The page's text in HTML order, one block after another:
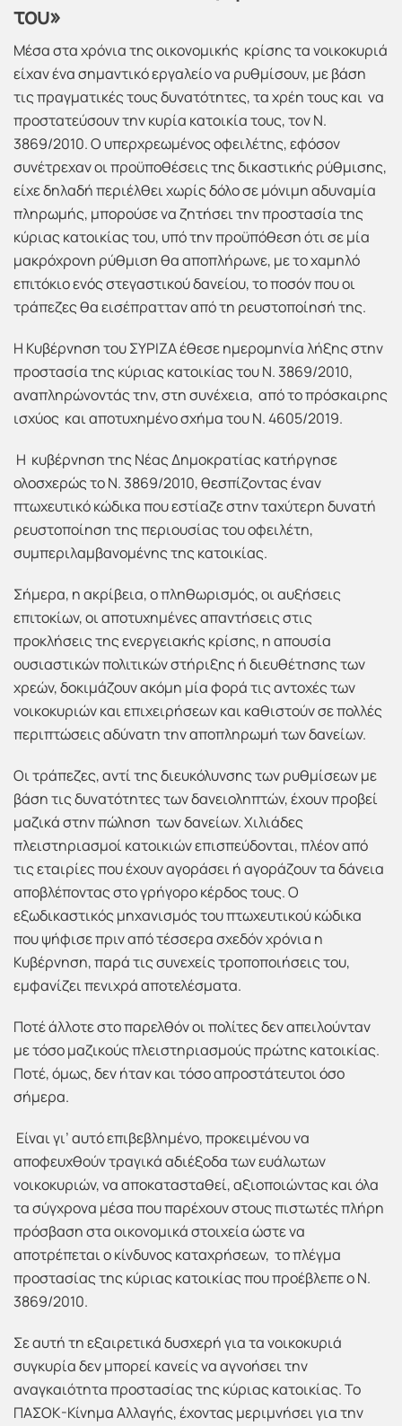
του»
Μέσα στα χρόνια της οικονομικής κρίσης τα νοικοκυριά
είχαν ένα σημαντικό εργαλείο να ρυθμίσουν, με βάση
τις πραγματικές τους δυνατότητες, τα χρέη τους και να
προστατεύσουν την κυρία κατοικία τους, τον Ν.
3869/2010. Ο υπερχρεωμένος οφειλέτης, εφόσον
συνέτρεχαν οι προϋποθέσεις της δικαστικής ρύθμισης,
είχε δηλαδή περιέλθει χωρίς δόλο σε μόνιμη αδυναμία
πληρωμής, μπορούσε να ζητήσει την προστασία της
κύριας κατοικίας του, υπό την προϋπόθεση ότι σε μία
μακρόχρονη ρύθμιση θα αποπλήρωνε, με το χαμηλό
επιτόκιο ενός στεγαστικού δανείου, το ποσόν που οι
τράπεζες θα εισέπρατταν από τη ρευστοποίησή της.
Η Κυβέρνηση του ΣΥΡΙΖΑ έθεσε ημερομηνία λήξης στην
προστασία της κύριας κατοικίας του Ν. 3869/2010,
αναπληρώνοντάς την, στη συνέχεια, από το πρόσκαιρης
ισχύος και αποτυχημένο σχήμα του Ν. 4605/2019.
Η κυβέρνηση της Νέας Δημοκρατίας κατήργησε
ολοσχερώς το Ν. 3869/2010, θεσπίζοντας έναν
πτωχευτικό κώδικα που εστίαζε στην ταχύτερη δυνατή
ρευστοποίηση της περιουσίας του οφειλέτη,
συμπεριλαμβανομένης της κατοικίας.
Σήμερα, η ακρίβεια, ο πληθωρισμός, οι αυξήσεις
επιτοκίων, οι αποτυχημένες απαντήσεις στις
προκλήσεις της ενεργειακής κρίσης, η απουσία
ουσιαστικών πολιτικών στήριξης ή διευθέτησης των
χρεών, δοκιμάζουν ακόμη μία φορά τις αντοχές των
νοικοκυριών και επιχειρήσεων και καθιστούν σε πολλές
περιπτώσεις αδύνατη την αποπληρωμή των δανείων.
Οι τράπεζες, αντί της διευκόλυνσης των ρυθμίσεων με
βάση τις δυνατότητες των δανειοληπτών, έχουν προβεί
μαζικά στην πώληση των δανείων. Χιλιάδες
πλειστηριασμοί κατοικιών επισπεύδονται, πλέον από
τις εταιρίες που έχουν αγοράσει ή αγοράζουν τα δάνεια
αποβλέποντας στο γρήγορο κέρδος τους. Ο
εξωδικαστικός μηχανισμός του πτωχευτικού κώδικα
που ψήφισε πριν από τέσσερα σχεδόν χρόνια η
Κυβέρνηση, παρά τις συνεχείς τροποποιήσεις του,
εμφανίζει πενιχρά αποτελέσματα.
Ποτέ άλλοτε στο παρελθόν οι πολίτες δεν απειλούνταν
με τόσο μαζικούς πλειστηριασμούς πρώτης κατοικίας.
Ποτέ, όμως, δεν ήταν και τόσο απροστάτευτοι όσο
σήμερα.
Είναι γι’ αυτό επιβεβλημένο, προκειμένου να
αποφευχθούν τραγικά αδιέξοδα των ευάλωτων
νοικοκυριών, να αποκατασταθεί, αξιοποιώντας και όλα
τα σύγχρονα μέσα που παρέχουν στους πιστωτές πλήρη
πρόσβαση στα οικονομικά στοιχεία ώστε να
αποτρέπεται ο κίνδυνος καταχρήσεων, το πλέγμα
προστασίας της κύριας κατοικίας που προέβλεπε ο Ν.
3869/2010.
Σε αυτή τη εξαιρετικά δυσχερή για τα νοικοκυριά
συγκυρία δεν μπορεί κανείς να αγνοήσει την
αναγκαιότητα προστασίας της κύριας κατοικίας. Το
ΠΑΣΟΚ-Κίνημα Αλλαγής, έχοντας μεριμνήσει για την